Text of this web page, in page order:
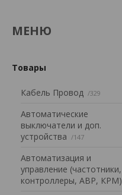
Товары
Кабель Провод 329
Автоматические
выключатели и доп.
устройства
147
Автоматизация и
управление (частотники,
контроллеры, АВР, КРМ)